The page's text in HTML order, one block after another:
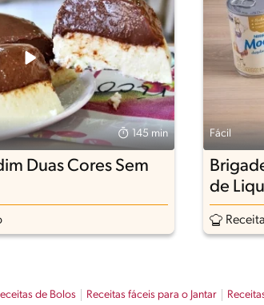
145 min
Duas Cores Sem
Fácil
de
de Bolos Receitas fáceis para o Jantar